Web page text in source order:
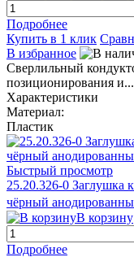
Подробнее
Купить в 1 клик
В избранное
Сверлильный
позиционирования и...
Характеристики
Материал:
Пластик
Быстрый просмотр
25.20.326-0 Заглушка
чёрный
В корзину
Подробнее